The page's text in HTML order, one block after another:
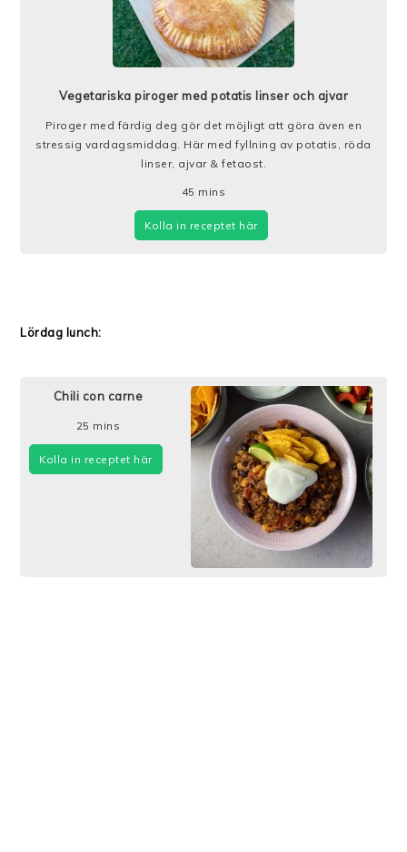
Vegetariska piroger med potatis linser och ajvar
Piroger med färdig deg gör det möjligt att göra även en
stressig vardagsmiddag. Här med fyllning av potatis, röda
linser, ajvar & fetaost.
45 mins
Kolla in receptet här
Lördag lunch:
Chili con carne
25 mins
Kolla in receptet här